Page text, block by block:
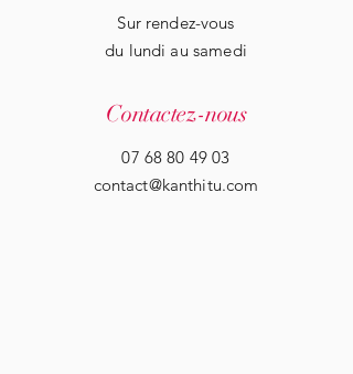
Sur rendez-vous
du lundi au samedi
Contactez-nous
07 68 80 49 03
contact@kanthitu.com